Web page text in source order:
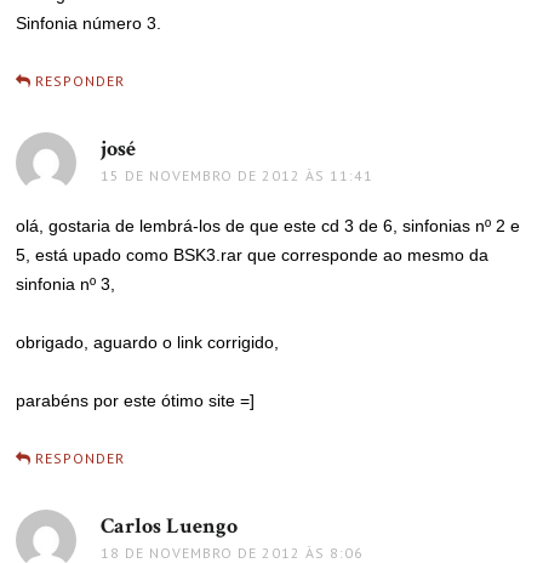
Sinfonia número 3.
RESPONDER
josé
15 DE NOVEMBRO DE 2012 ÀS 11:41
olá, gostaria de lembrá-los de que este cd 3 de 6, sinfonias nº 2 e
5, está upado como BSK3.rar que corresponde ao mesmo da
sinfonia nº 3,
obrigado, aguardo o link corrigido,
parabéns por este ótimo site =]
RESPONDER
Carlos Luengo
18 DE NOVEMBRO DE 2012 ÀS 8:06